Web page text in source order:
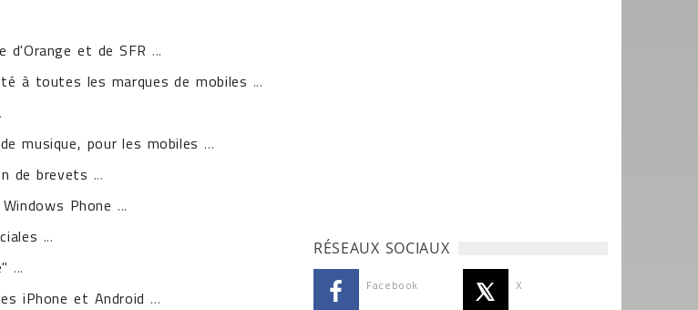
d'Orange et de SFR ...
à toutes les marques de mobiles ...
musique, pour les mobiles ...
de brevets ...
Phone ...
...
...
iPhone et Android ...
RÉSEAUX SOCIAUX
Facebook X